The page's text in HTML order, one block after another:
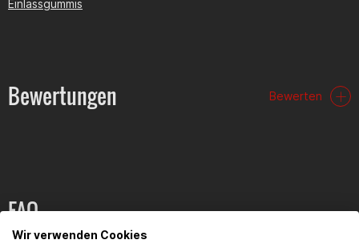
Einlassgummis
Bewertungen Bewerten
FAQ
Wir verwenden Cookies